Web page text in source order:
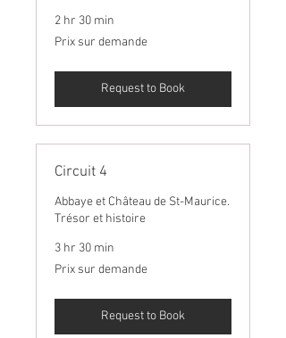
2 hr 30 min
Prix
sur
Prix sur demande
Request to Book
Circuit 4
Abbaye et Château de St-Maurice.
Trésor et histoire
3 hr 30 min
Prix
sur
Prix sur demande
Request to Book